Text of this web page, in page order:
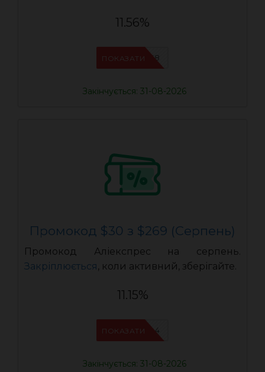
11.56%
IFPAB5K8
ПОКАЗАТИ
Закінчується: 31-08-2026
Промокод $30 з $269 (Серпень)
Промокод Аліекспрес на серпень.
Закріплюється, коли активний, зберігайте.
11.15%
IFPDMDL4
ПОКАЗАТИ
Закінчується: 31-08-2026